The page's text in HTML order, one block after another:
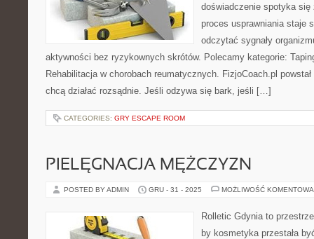
doświadczenie spotyka
proces usprawniania staje
odczytać sygnały
aktywności bez ryzykownych skrótów. Polecamy kategorie:
Rehabilitacja w chorobach reumatycznych. FizjoCoach.pl
chcą działać rozsądnie. Jeśli odzywa się bark, jeśli […]
CATEGORIES: GRY ESCAPE ROOM
PIELĘGNACJA MĘŻCZYZN
POSTED BY ADMIN GRU - 31 - 2025 MOŻLIWOŚĆ
Rolletic Gdynia to
by kosmetyka przestała